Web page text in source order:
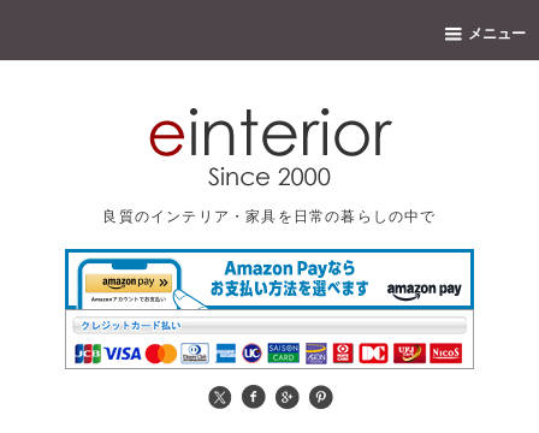
メニュー
良質のインテリア・家具を日常の暮らしの中で